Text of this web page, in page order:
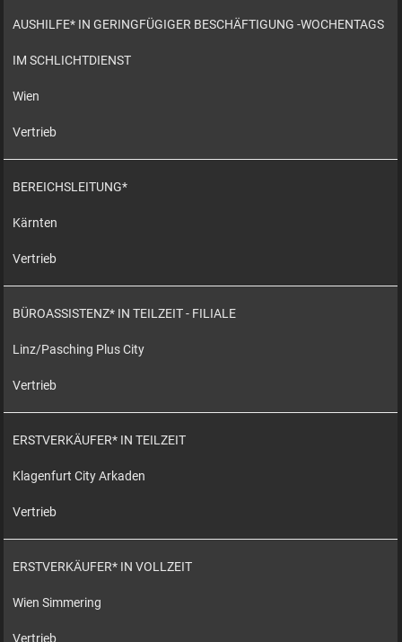
AUSHILFE* IN GERINGFÜGIGER BESCHÄFTIGUNG -WOCHENTAGS
IM SCHLICHTDIENST
Wien
Vertrieb
BEREICHSLEITUNG*
Kärnten
Vertrieb
BÜROASSISTENZ* IN TEILZEIT - FILIALE
Linz/Pasching Plus City
Vertrieb
ERSTVERKÄUFER* IN TEILZEIT
Klagenfurt City Arkaden
Vertrieb
ERSTVERKÄUFER* IN VOLLZEIT
Wien Simmering
Vertrieb